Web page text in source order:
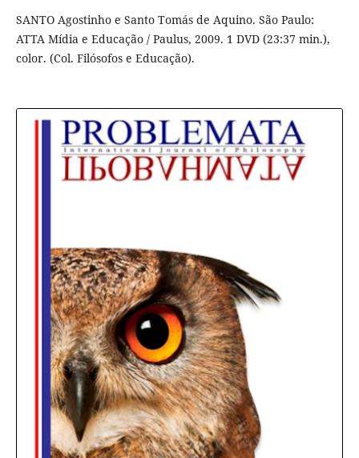
SANTO Agostinho e Santo Tomás de Aquino. São Paulo:
ATTA Mídia e Educação / Paulus, 2009. 1 DVD (23:37 min.),
color. (Col. Filósofos e Educação).